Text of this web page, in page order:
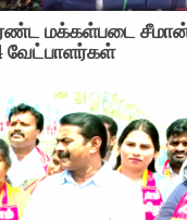
மக்கள்படை
வேட்பாளர்கள்